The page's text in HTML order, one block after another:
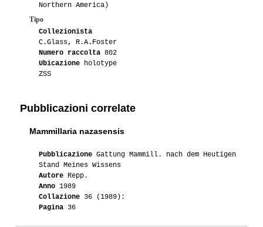
Northern America)
Tipo
Collezionista
C.Glass, R.A.Foster
Numero raccolta 802
Ubicazione holotype
ZSS
Pubblicazioni correlate
Mammillaria nazasensis
Pubblicazione Gattung Mammill. nach dem Heutigen
Stand Meines Wissens
Autore Repp.
Anno 1989
Collazione 36 (1989):
Pagina 36